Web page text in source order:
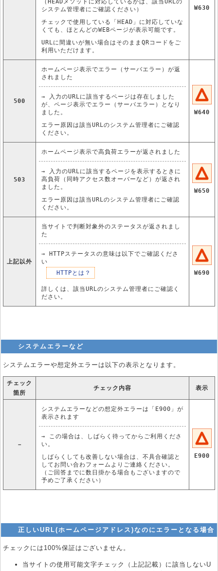
（HEADメソッドに対応しているかは、該当URLの
システム管理者にご確認ください）
チェックで使用している「HEAD」に対応していな
くても、ほとんどのWEBページが表示可能です。
URLに間違いが無い場合はそのままQRコードをご
利用いただけます。
W630
500
ホームページ表示でエラー（サーバエラー）が返
されました
→ 入力のURLに該当するページは存在しました
が、ページ表示でエラー（サーバエラー）となり
ました。
エラー原因は該当URLのシステム管理者にご確認
ください。
W640
503
ホームページ表示で高負荷エラーが返されました
→ 入力のURLに該当するページを表示するときに
高負荷（同時アクセス数オーバーなど）が返され
ました。
エラー原因は該当URLのシステム管理者にご確認
ください。
W650
上記以外
当サイトで判断対象外のステータスが返されまし
た
→ HTTPステータスの意味は以下でご確認くださ
い
HTTPとは？
詳しくは、該当URLのシステム管理者にご確認く
ださい。
W690
システムエラーなど
システムエラーや想定外エラーは以下の表示となります。
チェック
箇所
チェック内容 表示
－
システムエラーなどの想定外エラーは「E900」が
表示されます
→ この場合は、しばらく待ってからご利用くださ
い。
しばらくしても改善しない場合は、不具合確認と
してお問い合わフォームよりご連絡ください。
（ご回答までに数日掛かる場合もございますので
予めご了承ください）
E900
正しいURL(ホームページアドレス)なのにエラーとなる場合
チェックには100%保証はございません。
当サイトの使用可能文字チェック（上記記載）に該当しないU